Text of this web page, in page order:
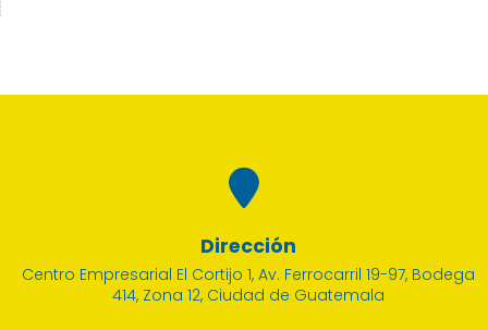
Dirección
Centro Empresarial El Cortijo 1, Av. Ferrocarril 19-97, Bodega
414, Zona 12, Ciudad de Guatemala